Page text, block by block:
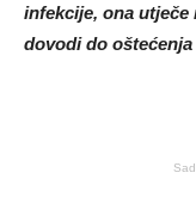
infekcije, ona
dovodi do